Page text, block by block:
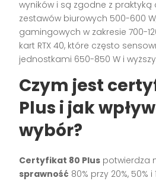
wyników i są zgodne z
zestawów biurowych 500-600
gamingowych w zakresie 700-
kart RTX 40, które często
jednostkami 650-850 W i
Czym jest
Plus i jak
wybór?
Certyfikat 80 Plus potwierdza
sprawność 80% przy 20%, 50%